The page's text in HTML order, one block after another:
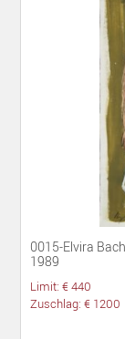
0015-Elvira
1989
Limit: € 440
Zuschlag: € 1200